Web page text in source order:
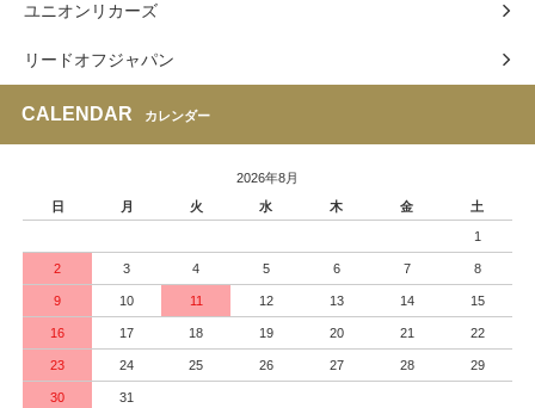
ユニオンリカーズ
リードオフジャパン
CALENDAR カレンダー
2026年8月
日
月 火 水 木 金 土
1
2 3 4 5 6 7 8
9 10 11 12 13 14 15
16 17 18 19 20 21 22
23 24 25 26 27 28 29
30 31